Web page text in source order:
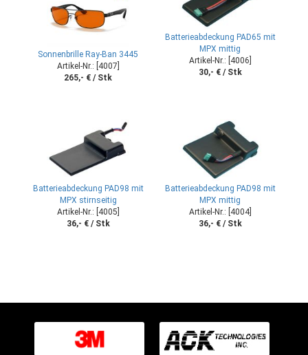
Sonnenbrille Ray-Ban 3445
Artikel-Nr.: [4007]
265,- € / Stk
Batterieabdeckung PAD65 mit
MPX mittig
Artikel-Nr.: [4006]
30,- € / Stk
Batterieabdeckung PAD98 mit
MPX stirnseitig
Artikel-Nr.: [4005]
36,- € / Stk
Batterieabdeckung PAD98 mit
MPX mittig
Artikel-Nr.: [4004]
36,- € / Stk